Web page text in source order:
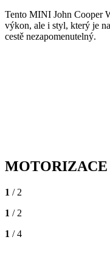
Tento MINI John Cooper
výkon, ale i styl, který je
cestě nezapomenutelný.
1 / 2
1 / 2
1 / 4